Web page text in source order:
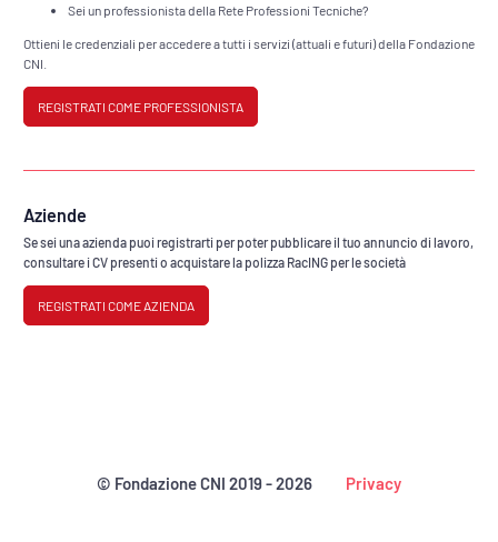
Sei un professionista della Rete Professioni Tecniche?
Ottieni le credenziali per accedere a tutti i servizi (attuali e futuri) della Fondazione
CNI.
REGISTRATI COME PROFESSIONISTA
Aziende
Se sei una azienda puoi registrarti per poter pubblicare il tuo annuncio di lavoro,
consultare i CV presenti o acquistare la polizza RacING per le società
REGISTRATI COME AZIENDA
© Fondazione CNI 2019 -2026 Privacy